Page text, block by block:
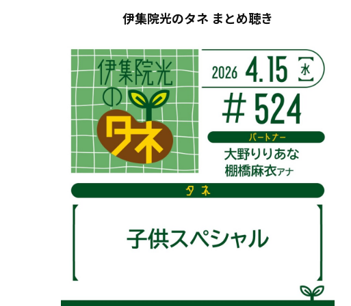
伊集院光のタネ まとめ聴き